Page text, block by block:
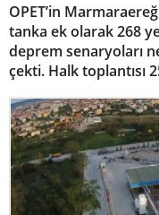
OPET’in
tanka ek olarak 268
deprem senaryoları
çekti. Halk toplantısı